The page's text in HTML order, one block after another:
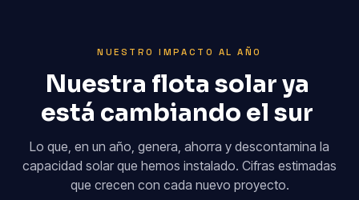
NUESTRO IMPACTO AL AÑO
Nuestra flota solarya
está cambiando el sur
Lo que, en un año, genera, ahorra y descontamina la
capacidad solar que hemos instalado. Cifras estimadas
que crecen con cada nuevo proyecto.